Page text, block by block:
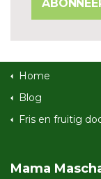
Home
Blog
Fris en fruitig
Mama